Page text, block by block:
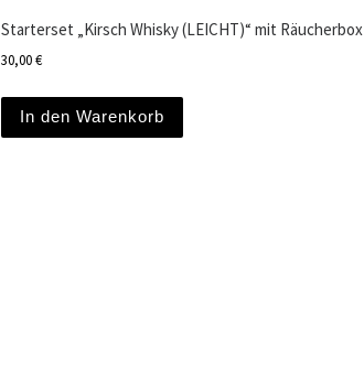
Starterset „Kirsch Whisky (LEICHT)“ mit Räucherbox
30,00€
In den Warenkorb